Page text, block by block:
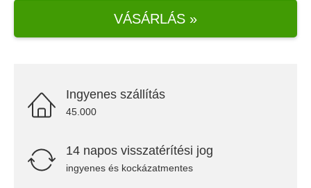
VÁSÁRLÁS »
Ingyenes szállítás
45.000
14 napos visszatérítési jog
ingyenes és kockázatmentes